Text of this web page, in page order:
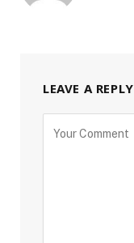
LEAVE A REPLY